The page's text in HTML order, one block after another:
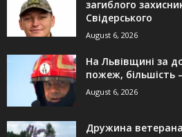
загиблого
Свідерського
August 6, 2026
На Львівщині за
пожеж, більшість
August 6, 2026
Дружина